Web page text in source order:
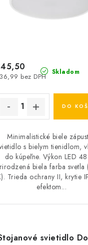
Skladom
bez DPH
DO
Minimalistické biele
s bielym tienidlom,
do kúpeľne. Výkon LED
biela farba
Trieda ochrany II, krytie
efektom...
svietidlo